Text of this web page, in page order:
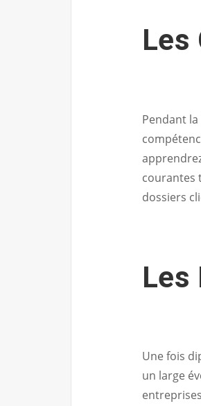
Les
Pendant
courantes
dossiers
Les
Une fois
un large